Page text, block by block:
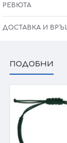
ЖИВО В
ГР. СОФИЯ БУЛ.
Kрайната цена
РЕВЮТА
ДОСТАВКА И
ПОДОБНИ